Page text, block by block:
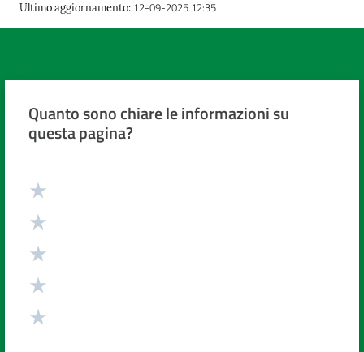
Costruiamo
Novità
Scuole
Imprese
ed Enti
Seguici
Ultimo aggiornamento: 12-09-2025 12:35
Quanto sono chiare le informazioni su
questa pagina?